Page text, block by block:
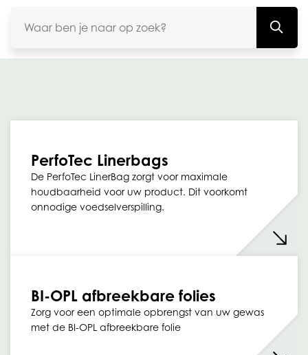
PerfoTec Linerbags
De PerfoTec LinerBag zorgt voor maximale
houdbaarheid voor uw product. Dit voorkomt
onnodige voedselverspilling.
BI-OPL afbreekbare folies
Zorg voor een optimale opbrengst van uw gewas
met de BI-OPL afbreekbare folie